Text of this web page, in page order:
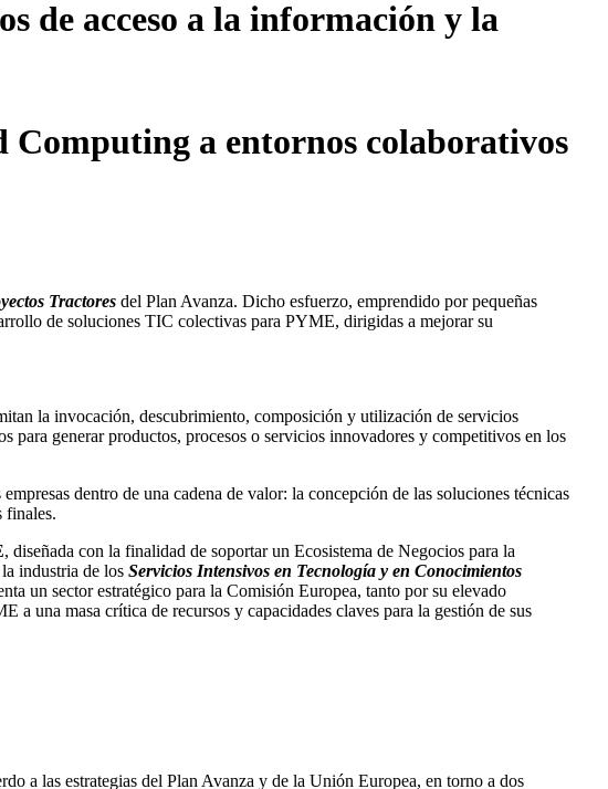
Tractores del Plan Avanza. Dicho esfuerzo, emprendido por pequeñas
de soluciones TIC colectivas para PYME, dirigidas a mejorar su
la invocación, descubrimiento, composición y utilización de servicios
generar productos, procesos o servicios innovadores y competitivos en los
dentro de una cadena de valor: la concepción de las soluciones técnicas
finales.
, diseñada con la finalidad de soportar un Ecosistema de Negocios para la
industria de los Servicios Intensivos en Tecnología y en Conocimientos
un sector estratégico para la Comisión Europea, tanto por su elevado
una masa crítica de recursos y capacidades claves para la gestión de sus
a las estrategias del Plan Avanza y de la Unión Europea, en torno a dos